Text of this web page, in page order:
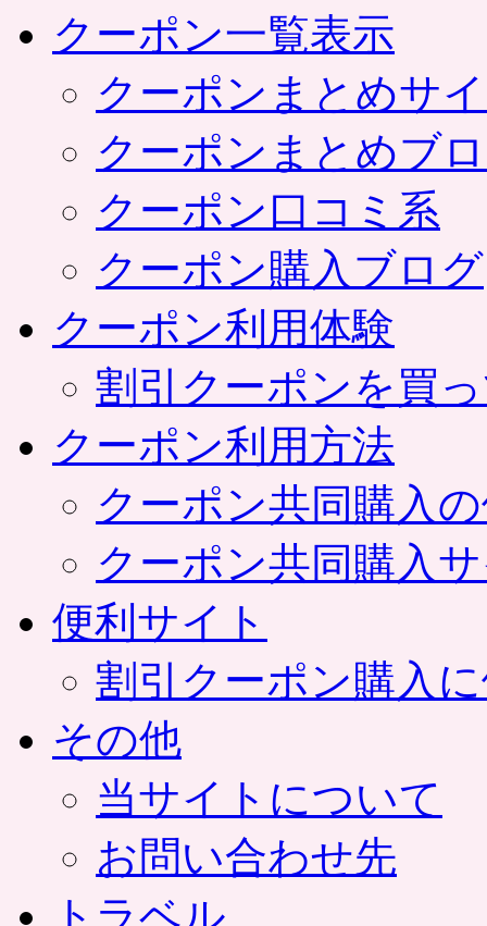
クーポン一覧表示
クーポンまとめサ
クーポンまとめブ
クーポン口コミ系
クーポン購入ブログ
クーポン利用体験
割引クーポンを買
クーポン利用方法
クーポン共同購入
クーポン共同購入
便利サイト
割引クーポン購入
その他
当サイトについて
お問い合わせ先
トラベル